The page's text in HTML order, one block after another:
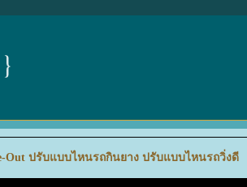
Out ปรับแบบไหนรถกินยาง ปรับแบบไหนรถวิ่งดี